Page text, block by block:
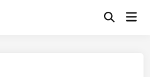
Deschide